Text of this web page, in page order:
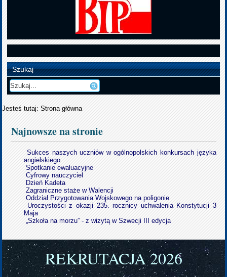
Szukaj
Jesteś tutaj:Strona główna
Najnowsze na stronie
Sukces naszych uczniów w ogólnopolskich konkursach języka
angielskiego
Spotkanie ewaluacyjne
Cyfrowy nauczyciel
Dzień Kadeta
Zagraniczne staże w Walencji
Oddział Przygotowania Wojskowego na poligonie
Uroczystości z okazji 235. rocznicy uchwalenia Konstytucji 3
Maja
„Szkoła na morzu” - z wizytą w Szwecji III edycja
REKRUTACJA 2026